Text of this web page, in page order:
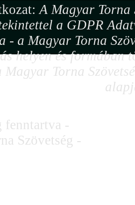
A Magyar Torna
a GDPR
- a Magyar Torna
helyen és formában
Torna
fenntartva -
Szövetség -